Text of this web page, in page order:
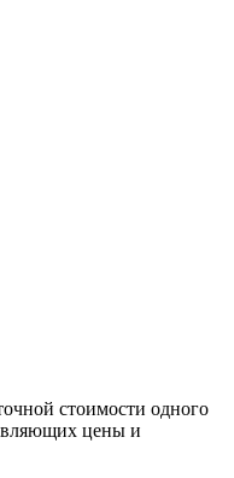
стоимости одного
цены и